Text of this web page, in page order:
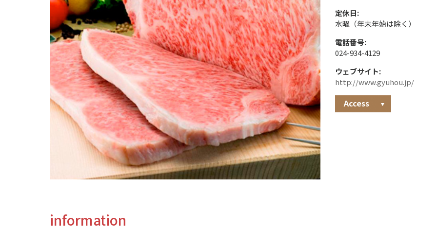
定休日:
水曜（年末年始は除く）
電話番号:
024-934-4129
ウェブサイト:
http://www.gyuhou.jp/
Access
information